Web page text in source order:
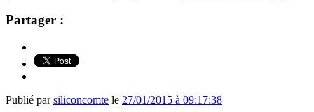
Partager :
Publié parsiliconcomte le 27/01/2015 à 09:17:38